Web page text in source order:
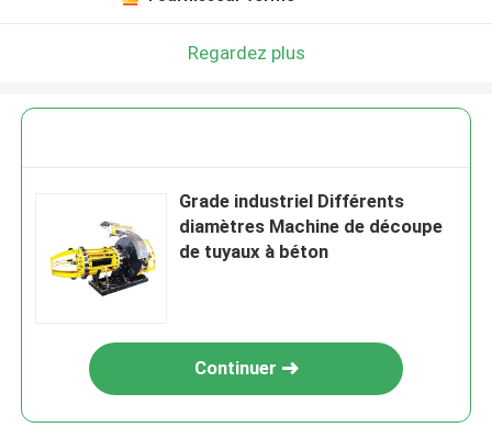
Regardez plus
Grade industriel Différents
diamètres Machine de découpe
de tuyaux à béton
Continuer